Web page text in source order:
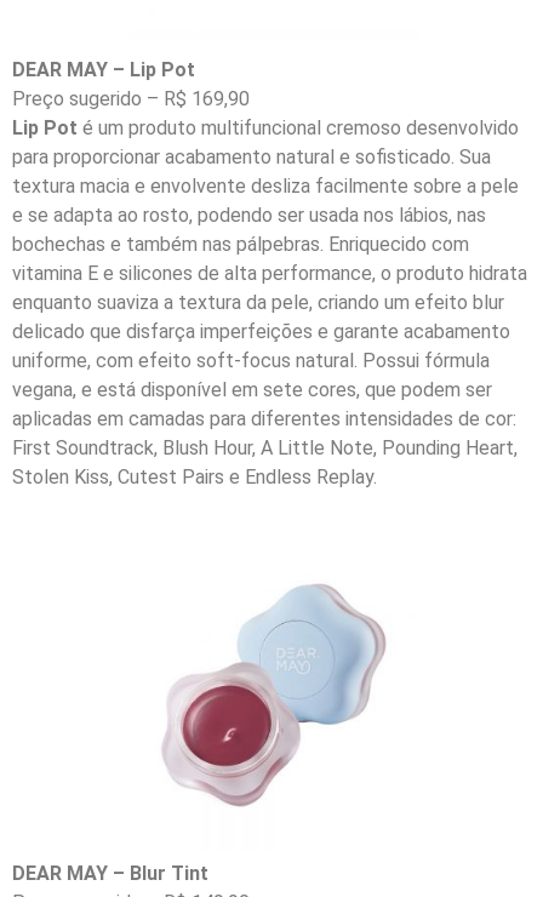
DEAR MAY – Lip Pot
Preço sugerido – R$ 169,90
Lip Pot é um produto multifuncional cremoso desenvolvido
para proporcionar acabamento natural e sofisticado. Sua
textura macia e envolvente desliza facilmente sobre a pele
e se adapta ao rosto, podendo ser usada nos lábios, nas
bochechas e também nas pálpebras. Enriquecido com
vitamina E e silicones de alta performance, o produto hidrata
enquanto suaviza a textura da pele, criando um efeito blur
delicado que disfarça imperfeições e garante acabamento
uniforme, com efeito soft-focus natural. Possui fórmula
vegana, e está disponível em sete cores, que podem ser
aplicadas em camadas para diferentes intensidades de cor:
First Soundtrack, Blush Hour, A Little Note, Pounding Heart,
Stolen Kiss, Cutest Pairs e Endless Replay.
DEAR MAY – Blur Tint